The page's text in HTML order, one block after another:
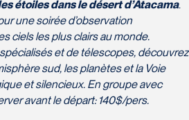
étoiles dans le désert d’Atacama.
une soirée d’observation
ciels les plus clairs au monde.
et de télescopes, découvrez
sud, les planètes et la Voie
et silencieux. En groupe avec
avant le départ: 140$/pers.
#129